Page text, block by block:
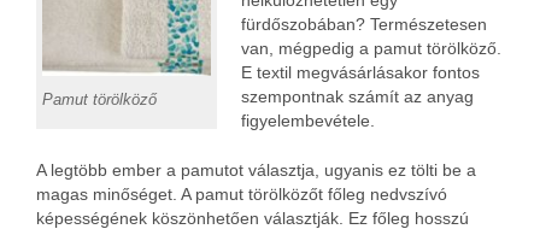
Pamut törölköző
fürdőszobában? Természetesen
van, mégpedig a pamut törölköző.
E textil megvásárlásakor fontos
szempontnak számít az anyag
figyelembevétele.
A legtöbb ember a pamutot választja, ugyanis ez tölti be a
magas minőséget. A pamut törölközőt főleg nedvszívó
képességének köszönhetően választják. Ez főleg hosszú